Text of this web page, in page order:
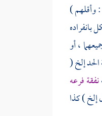
وأقلهم )
، أو
إلخ (
نفقة فرعه
إلخ ) كذا